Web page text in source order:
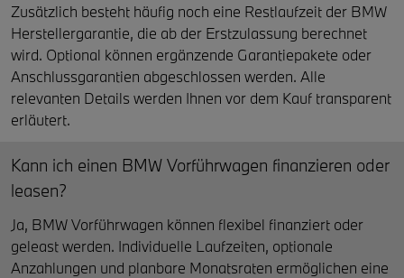
Zusätzlich besteht häufig noch eine Restlaufzeit der BMW
Herstellergarantie, die ab der Erstzulassung berechnet
wird. Optional können ergänzende Garantiepakete oder
Anschlussgarantien abgeschlossen werden. Alle
relevanten Details werden Ihnen vor dem Kauf transparent
erläutert.
Kann ich einen BMW Vorführwagen finanzieren oder
leasen?
Ja, BMW Vorführwagen können flexibel finanziert oder
geleast werden. Individuelle Laufzeiten, optionale
Anzahlungen und planbare Monatsraten ermöglichen eine